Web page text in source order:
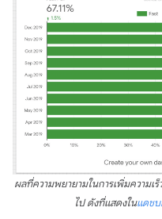
ผลที่ความพยายามในการเพิ่มความเ
ไป ดังที่แสดงในแดชบ